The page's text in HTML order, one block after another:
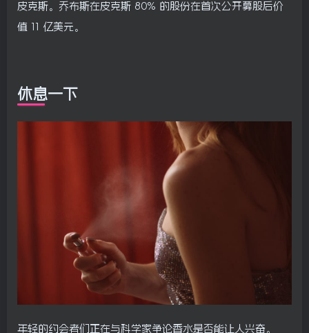
皮克斯。乔布斯在皮克斯 80% 的股份在首次公开募股后价
值 11 亿美元。
休息一下
年轻的约会者们正在与科学家争论香水是否能让人兴奋。